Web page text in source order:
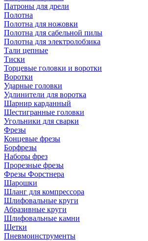
Патроны для дрели
Полотна
Полотна для ножовки
Полотна для сабельной пилы
Полотна для электролобзика
Тали цепные
Тиски
Торцевые головки и воротки
Воротки
Ударные головки
Удлинители для воротка
Шарнир карданный
Шестигранные головки
Угольники для сварки
Фрезы
Концевые фрезы
Борфрезы
Наборы фрез
Прорезные фрезы
Фрезы Форстнера
Шарошки
Шланг для компрессора
Шлифовальные круги
Абразивные круги
Шлифовальные камни
Щетки
Пневмоинструменты